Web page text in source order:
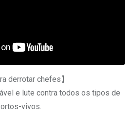
derrotar chefes】
e lute contra todos os tipos de
vivos.